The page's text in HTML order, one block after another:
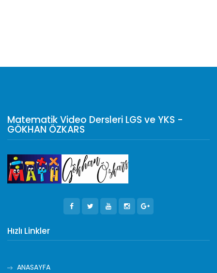
Matematik Video Dersleri LGS ve YKS -
GÖKHAN ÖZKARS
Hızlı Linkler
ANASAYFA